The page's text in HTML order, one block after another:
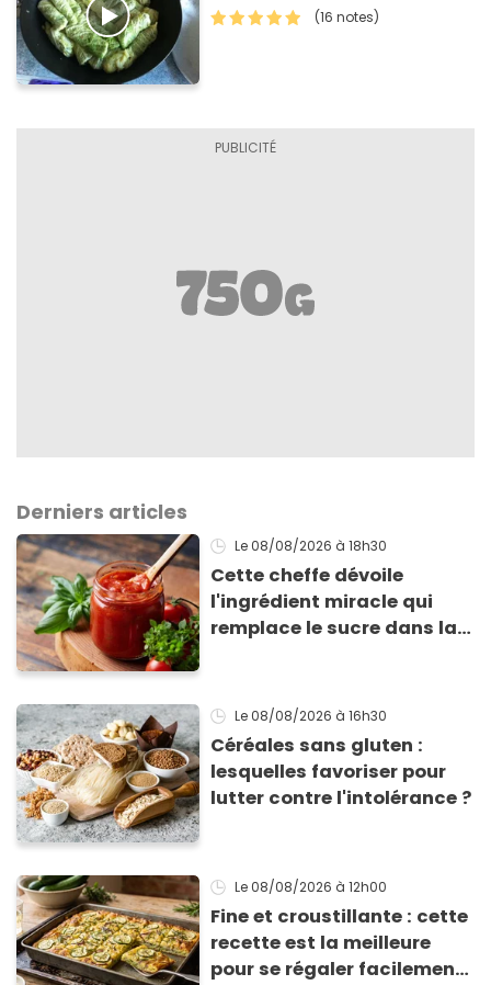
(16 notes)
Derniers articles
Le 08/08/2026 à 18h30
Cette cheffe dévoile
l'ingrédient miracle qui
remplace le sucre dans la
Le 08/08/2026 à 16h30
Céréales sans gluten :
lesquelles favoriser pour
lutter contre l'intolérance ?
Le 08/08/2026 à 12h00
Fine et croustillante : cette
recette est la meilleure
pour se régaler facilement